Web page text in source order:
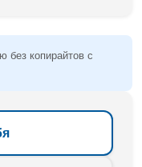
без копирайтов с